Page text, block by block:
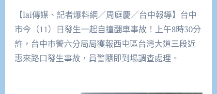
【lai傳媒、記者爆料網／周庭慶／台中報導】台中
市今（11）日發生一起自撞翻車事故！上午8時30分
許，台中市警六分局局獲報西屯區台灣大道三段近
惠來路口發生事故，員警隨即到場調查處理。